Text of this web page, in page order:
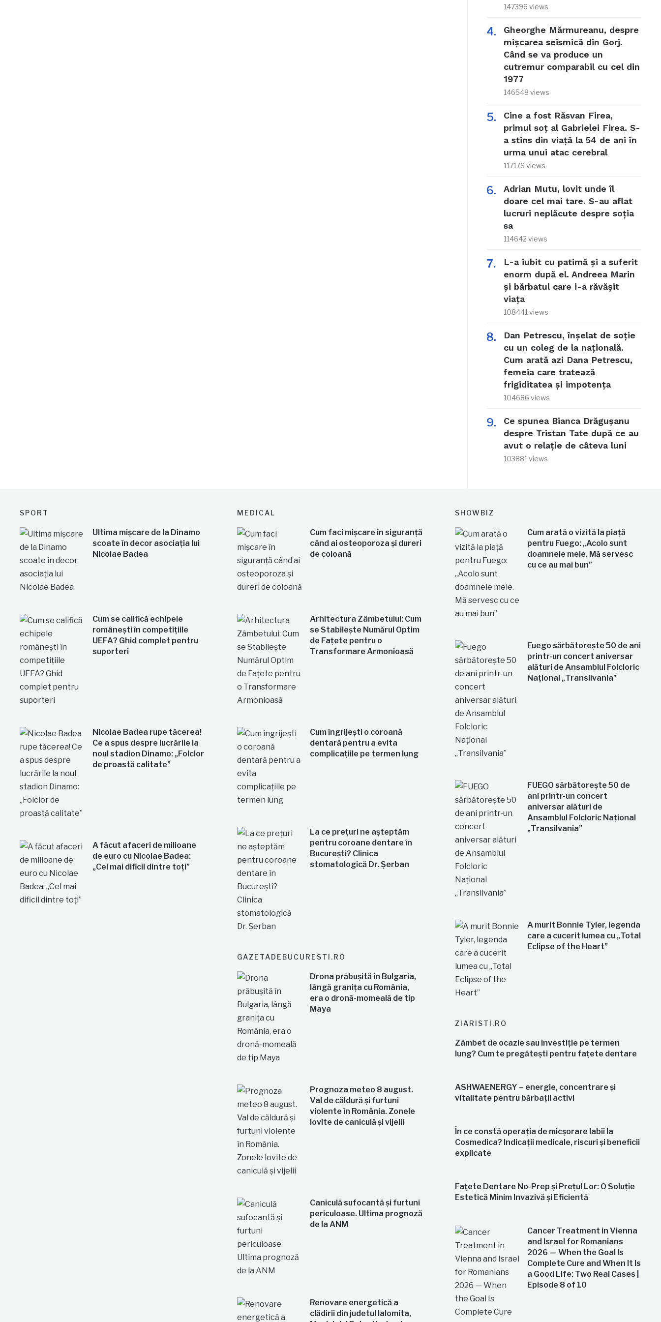
147396 views
Gheorghe Mărmureanu, despre
mișcarea seismică din Gorj.
Când se va produce un
cutremur comparabil cu cel din
1977
146548 views
Cine a fost Răsvan Firea,
primul soț al Gabrielei Firea. S-
a stins din viață la 54 de ani în
urma unui atac cerebral
117179 views
Adrian Mutu, lovit unde îl
doare cel mai tare. S-au aflat
lucruri neplăcute despre soția
sa
114642 views
L-a iubit cu patimă și a suferit
enorm după el. Andreea Marin
și bărbatul care i-a răvășit
viața
108441 views
Dan Petrescu, înșelat de soție
cu un coleg de la națională.
Cum arată azi Dana Petrescu,
femeia care tratează
frigiditatea și impotența
104686 views
Ce spunea Bianca Drăgușanu
despre Tristan Tate după ce au
avut o relație de câteva luni
103881 views
SPORT
Ultima mișcare de la Dinamo
scoate în decor asociația lui
Nicolae Badea
Cum se califică echipele
românești în competițiile
UEFA? Ghid complet pentru
suporteri
Nicolae Badea rupe tăcerea!
Ce a spus despre lucrările la
noul stadion Dinamo: „Folclor
de proastă calitate”
A făcut afaceri de milioane
de euro cu Nicolae Badea:
„Cel mai dificil dintre toți”
MEDICAL
Cum faci mișcare în siguranță
când ai osteoporoza și dureri
de coloană
Arhitectura Zâmbetului: Cum
se Stabilește Numărul Optim
de Fațete pentru o
Transformare Armonioasă
Cum îngrijești o coroană
dentară pentru a evita
complicațiile pe termen lung
La ce prețuri ne așteptăm
pentru coroane dentare în
București? Clinica
stomatologică Dr. Șerban
GAZETADEBUCURESTI.RO
Drona prăbușită în Bulgaria,
lângă granița cu România,
era o dronă-momeală de tip
Maya
Prognoza meteo 8 august.
Val de căldură și furtuni
violente în România. Zonele
lovite de caniculă și vijelii
Caniculă sufocantă și furtuni
periculoase. Ultima prognoză
de la ANM
Renovare energetică a
clădirii din judetul Ialomita,
SHOWBIZ
Cum arată o vizită la piață
pentru Fuego: „Acolo sunt
doamnele mele. Mă servesc
cu ce au mai bun”
Fuego sărbătorește 50 de ani
printr-un concert aniversar
alături de Ansamblul Folcloric
Național „Transilvania”
FUEGO sărbătorește 50 de
ani printr-un concert
aniversar alături de
Ansamblul Folcloric Național
„Transilvania”
A murit Bonnie Tyler, legenda
care a cucerit lumea cu „Total
Eclipse of the Heart”
ZIARISTI.RO
Zâmbet de ocazie sau investiție pe termen
lung? Cum te pregătești pentru fațete dentare
ASHWAENERGY – energie, concentrare și
vitalitate pentru bărbații activi
În ce constă operația de micșorare labii la
Cosmedica? Indicații medicale, riscuri și beneficii
explicate
Fațete Dentare No-Prep și Prețul Lor: O Soluție
Estetică Minim Invazivă și Eficientă
Cancer Treatment in Vienna
and Israel for Romanians
2026 — When the Goal Is
Complete Cure and When It Is
a Good Life: Two Real Cases |
Episode 8 of 10